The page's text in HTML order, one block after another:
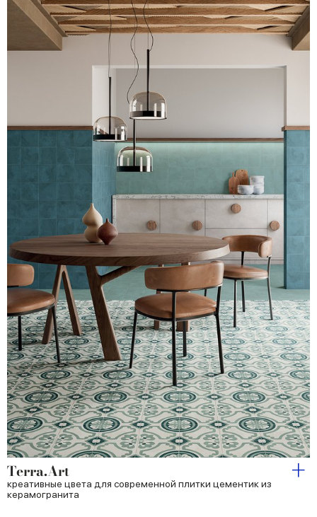
Terra.Art
креативные цвета для современной плитки цементик из
керамогранита